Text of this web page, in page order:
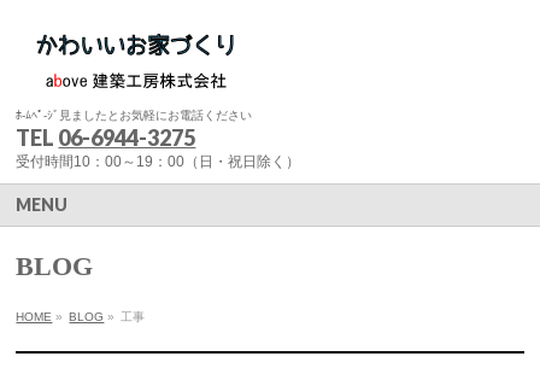
ﾎ-ﾑﾍﾟ-ｼﾞ見ましたとお気軽にお電話ください
TEL 06-6944-3275
受付時間10：00～19：00（日・祝日除く）
MENU
BLOG
HOME » BLOG » 工事